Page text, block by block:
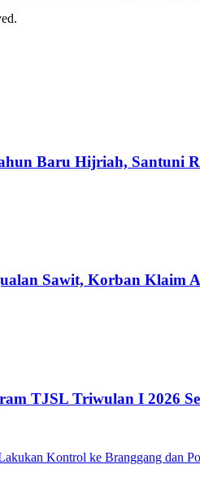
Baru Hijriah, Santuni
Sawit, Korban
TJSL Triwulan I 2026